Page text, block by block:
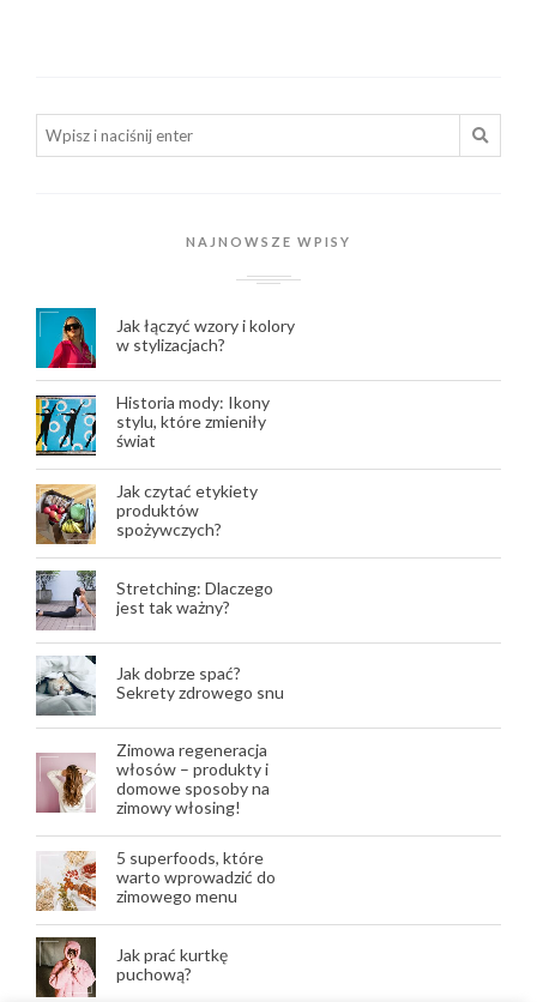
NAJNOWSZE WPISY
Jak łączyć wzory i kolory
w stylizacjach?
Historia mody: Ikony
stylu, które zmieniły
świat
Jak czytać etykiety
produktów
spożywczych?
Stretching: Dlaczego
jest tak ważny?
Jak dobrze spać?
Sekrety zdrowego snu
Zimowa regeneracja
włosów – produkty i
domowe sposoby na
zimowy włosing!
5 superfoods, które
warto wprowadzić do
zimowego menu
Jak prać kurtkę
puchową?